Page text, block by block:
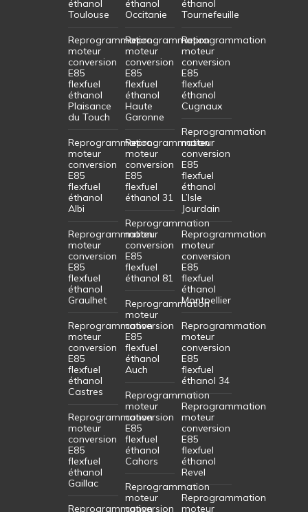
éthanol
Toulouse
Reprogrammation
moteur
conversion
E85
flexfuel
éthanol
Plaisance
du Touch
Reprogrammation
moteur
conversion
E85
flexfuel
éthanol
Albi
Reprogrammation
moteur
conversion
E85
flexfuel
éthanol
Graulhet
Reprogrammation
moteur
conversion
E85
flexfuel
éthanol
Castres
Reprogrammation
moteur
conversion
E85
flexfuel
éthanol
Gaillac
Reprogrammation
éthanol
Occitanie
Reprogrammation
moteur
conversion
E85
flexfuel
éthanol
Haute
Garonne
Reprogrammation
moteur
conversion
E85
flexfuel
éthanol 31
Reprogrammation
moteur
conversion
E85
flexfuel
éthanol 81
Reprogrammation
moteur
conversion
E85
flexfuel
éthanol
Auch
Reprogrammation
moteur
conversion
E85
flexfuel
éthanol
Cahors
Reprogrammation
moteur
conversion
éthanol
Tournefeuille
Reprogrammation
moteur
conversion
E85
flexfuel
éthanol
Cugnaux
Reprogrammation
moteur
conversion
E85
flexfuel
éthanol
L’Isle
Jourdain
Reprogrammation
moteur
conversion
E85
flexfuel
éthanol
Montpellier
Reprogrammation
moteur
conversion
E85
flexfuel
éthanol 34
Reprogrammation
moteur
conversion
E85
flexfuel
éthanol
Revel
Reprogrammation
moteur